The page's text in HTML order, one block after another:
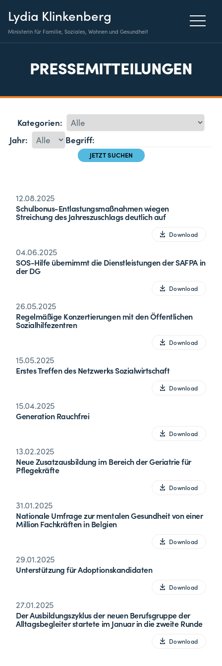
Lydia Klinkenberg
Ministerin für Familie, Soziales, Wohnen und Gesundheit
PRESSEMITTEILUNGEN
Kategorien:
Jahr:
Begriff:
12.08.2025
Schulbonus-Entlastungsmaßnahmen wiegen
Streichung des Jahreszuschlags deutlich auf
Download
04.06.2025
SOS-Hilfe übernimmt die Dienstleistungen der SAFPA in
der DG
Download
26.05.2025
Regelmäßige Konzertierungen mit den Öffentlichen
Sozialhilfezentren
Download
15.05.2025
Erstes Treffen des Netzwerks Sozialwirtschaft
Download
15.04.2025
Generation Rauchfrei
Download
13.02.2025
Neue Zusatzausbildung im Bereich der Geriatrie für
Pflegekräfte
Download
31.01.2025
Nationale Umfrage zur mentalen Gesundheit von einer
Million Fachkräften in Belgien
Download
29.01.2025
Unterstützung für Adoptionskandidaten
Download
27.01.2025
Der Ausbildungszyklus der neuen Berufsgruppe der
Alltagsbegleiter startete im Januar in die zweite Runde
Download